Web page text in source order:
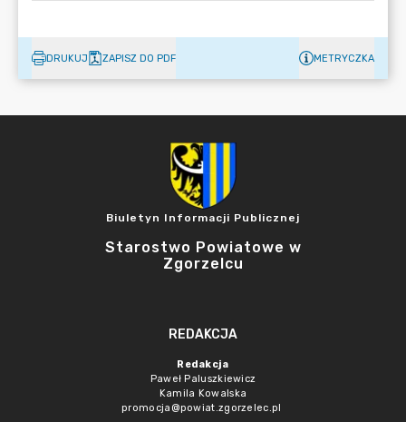
DRUKUJ ZAPISZ DO PDF METRYCZKA
Biuletyn Informacji Publicznej
Starostwo Powiatowe w
Zgorzelcu
REDAKCJA
Redakcja
Paweł Paluszkiewicz
Kamila Kowalska
promocja@powiat.zgorzelec.pl